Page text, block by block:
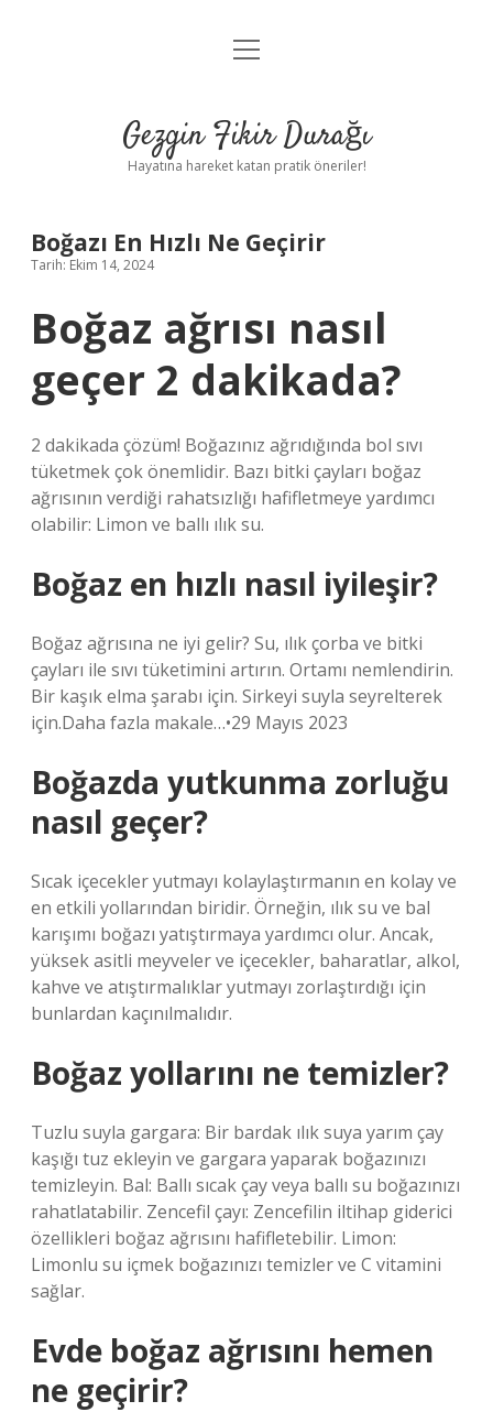
Anasayfa
Yasal Uyarı
menüyü
Gezgin Fikir Durağı
Hayatına hareket katan pratik öneriler!
Boğazı En Hızlı Ne Geçirir
Tarih: Ekim 14, 2024
Boğaz ağrısı nasıl
geçer 2 dakikada?
2 dakikada çözüm! Boğazınız ağrıdığında bol sıvı
tüketmek çok önemlidir. Bazı bitki çayları boğaz
ağrısının verdiği rahatsızlığı hafifletmeye yardımcı
olabilir: Limon ve ballı ılık su.
Boğaz en hızlı nasıl iyileşir?
Boğaz ağrısına ne iyi gelir? Su, ılık çorba ve bitki
çayları ile sıvı tüketimini artırın. Ortamı nemlendirin.
Bir kaşık elma şarabı için. Sirkeyi suyla seyrelterek
için.Daha fazla makale…•29 Mayıs 2023
Boğazda yutkunma zorluğu
nasıl geçer?
Sıcak içecekler yutmayı kolaylaştırmanın en kolay ve
en etkili yollarından biridir. Örneğin, ılık su ve bal
karışımı boğazı yatıştırmaya yardımcı olur. Ancak,
yüksek asitli meyveler ve içecekler, baharatlar, alkol,
kahve ve atıştırmalıklar yutmayı zorlaştırdığı için
bunlardan kaçınılmalıdır.
Boğaz yollarını ne temizler?
Tuzlu suyla gargara: Bir bardak ılık suya yarım çay
kaşığı tuz ekleyin ve gargara yaparak boğazınızı
temizleyin. Bal: Ballı sıcak çay veya ballı su boğazınızı
rahatlatabilir. Zencefil çayı: Zencefilin iltihap giderici
özellikleri boğaz ağrısını hafifletebilir. Limon:
Limonlu su içmek boğazınızı temizler ve C vitamini
sağlar.
Evde boğaz ağrısını hemen
ne geçirir?